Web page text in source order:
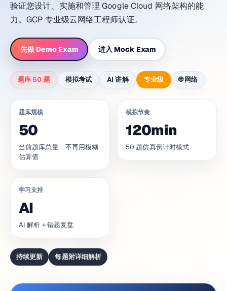
验证您设计、实施和管理 Google Cloud 网络架构的能
力。GCP 专业级云网络工程师认证。
先做 Demo Exam 进入 Mock Exam
题库 50 题 模拟考试 AI 讲解 专业级 🌐 网络
题库规模
50
当前题库总量，不再用模糊
估算值
模拟节奏
120min
50 题仿真倒计时模式
学习支持
AI
AI 解析 + 错题复盘
持续更新 每题附详细解析